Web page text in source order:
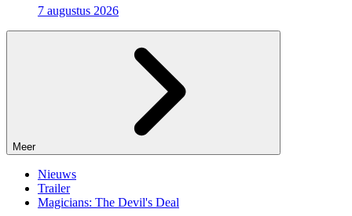
7 augustus 2026
Meer
Nieuws
Trailer
Magicians: The Devil's Deal